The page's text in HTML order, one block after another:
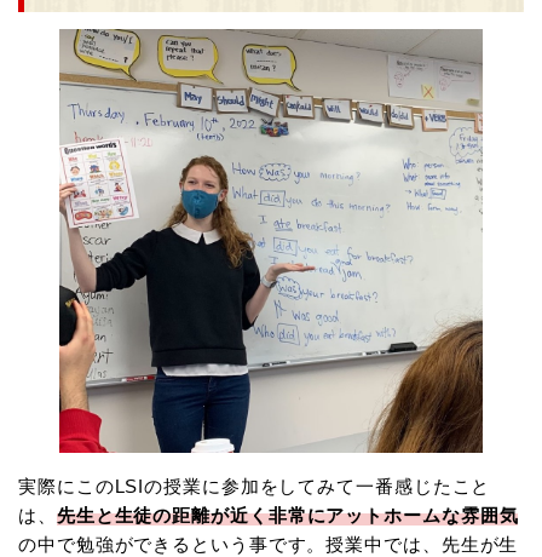
実際にこのLSIの授業に参加をしてみて一番感じたこと
は、 先生と生徒の距離が近く非常にアットホームな雰囲気
の中で勉強ができるという事です。授業中では、先生が生